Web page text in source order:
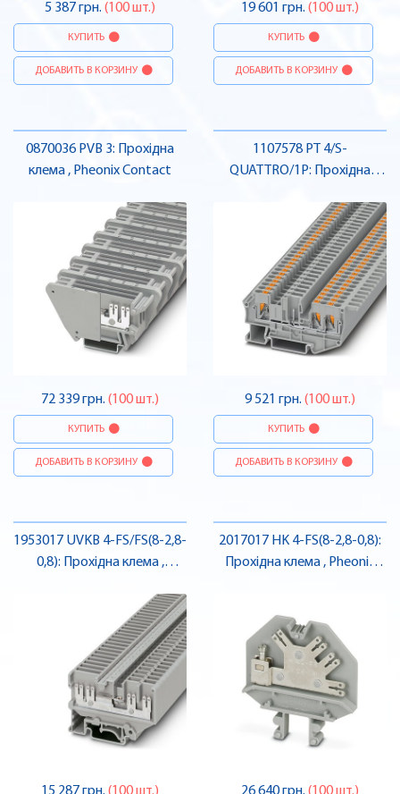
5 387 грн. (100 шт.)
КУПИТЬ
ДОБАВИТЬ В КОРЗИНУ
19 601 грн. (100 шт.)
КУПИТЬ
ДОБАВИТЬ В КОРЗИНУ
0870036 PVB 3: Прохідна
клема , Pheonix Contact
72 339 грн. (100 шт.)
КУПИТЬ
ДОБАВИТЬ В КОРЗИНУ
1107578 PT 4/S-
QUATTRO/1P: Прохідна
9 521 грн. (100 шт.)
КУПИТЬ
ДОБАВИТЬ В КОРЗИНУ
1953017 UVKB 4-FS/FS(8-2,8-
0,8): Прохідна клема ,
2017017 HK 4-FS(8-2,8-0,8):
Прохідна клема , Pheonix